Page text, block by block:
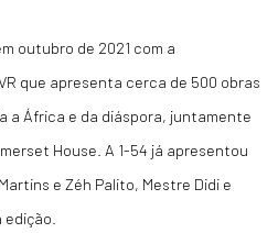
outubro de 2021 com a
que apresenta cerca de 500 obras
a África e da diáspora, juntamente
House. A 1-54 já apresentou
e Zéh Palito, Mestre Didi e